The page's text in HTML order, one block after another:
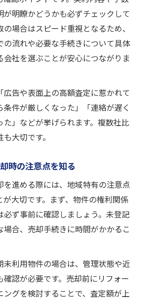
が明瞭かどうかも必ずチェックして
の場合はスピード重視となるため、
の流れや必要な手続きについて具体
会社を選ぶことが安心につながりま
広告や表面上の高額査定に惹かれて
条件が厳しくなった」「連絡が遅く
た」などが挙げられます。複数社比
大切です。
時の注意点を知る
を進める際には、地域特有の注意点
が大切です。まず、物件の権利関係
必ず事前に確認しましょう。未登記
場合、売却手続きに時間がかかるこ
未利用物件の場合は、管理状態や近
確認が必要です。売却前にリフォー
ングを検討することで、査定額が上